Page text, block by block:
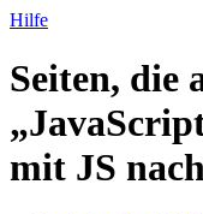
Hilfe
Seiten, die
mit JS